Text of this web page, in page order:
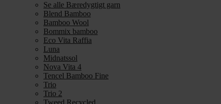
Se alle Bæredygtigt garn
Blend Bamboo
Bamboo Wool
Bommix bamboo
Eco Vita Raffia
Luna
Midnatssol
Nova Vita 4
Tencel Bamboo Fine
Trio
Trio 2
Tweed Recycled